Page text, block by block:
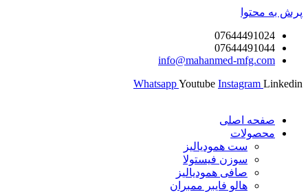
پرش به محتوا
07644491024
07644491044
info@mahanmed-mfg.com
WhatsappYoutube Instagram Linkedin
صفحه اصلی
محصولات
ست همودیالیز
سوزن فیستولا
صافی همودیالیز
هالو فایبر ممبران